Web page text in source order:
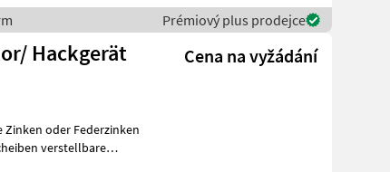
Prémiový plus prodejce
Hackgerät Cena na vyžádání
verstellbare